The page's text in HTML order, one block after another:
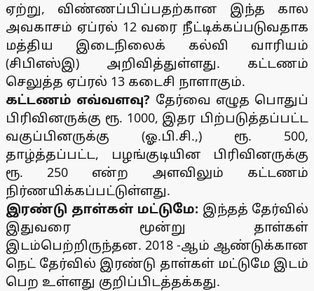
ஏற்று, விண்ணப்பிப்பதற்கான இந்த கால
அவகாசம் ஏப்ரல் 12 வரை நீட்டிக்கப்படுவதாக
மத்திய இடைநிலைக் கல்வி வாரியம்
(சிபிஎஸ்இ) அறிவித்துள்ளது. கட்டணம்
செலுத்த ஏப்ரல் 13 கடைசி நாளாகும்.
கட்டணம் எவ்வளவு? தேர்வை எழுத பொதுப்
பிரிவினருக்கு ரூ. 1000, இதர பிற்படுத்தப்பட்ட
வகுப்பினருக்கு (ஓ.பி.சி.,) ரூ. 500,
தாழ்த்தப்பட்ட, பழங்குடியின பிரிவினருக்கு
ரூ. 250 என்ற அளவிலும் கட்டணம்
நிர்ணயிக்கப்பட்டுள்ளது.
இரண்டு தாள்கள் மட்டுமே: இந்தத் தேர்வில்
இதுவரை மூன்று தாள்கள்
இடம்பெற்றிருந்தன. 2018 -ஆம் ஆண்டுக்கான
நெட் தேர்வில் இரண்டு தாள்கள் மட்டுமே இடம்
பெற உள்ளது குறிப்பிடத்தக்கது.